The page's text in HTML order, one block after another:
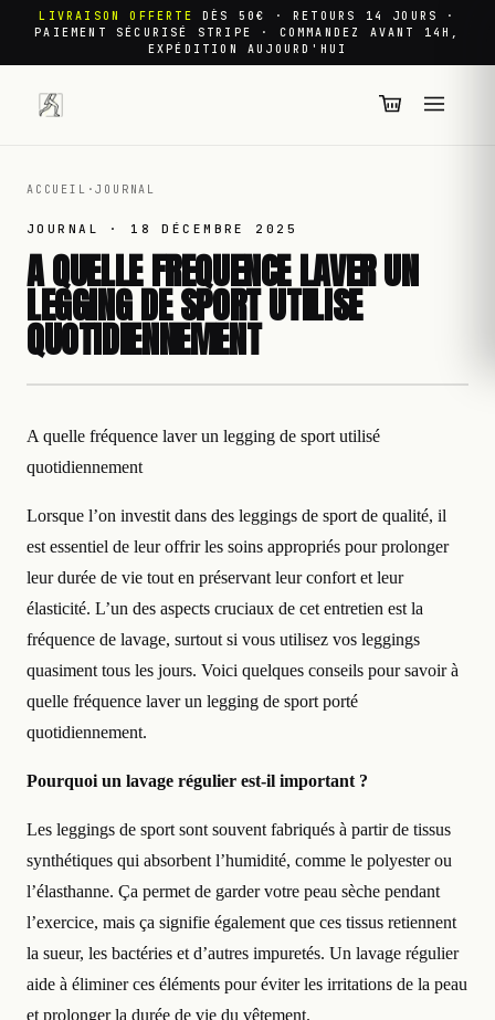
LIVRAISON OFFERTE
DÈS 50€ · RETOURS 14 JOURS ·
PAIEMENT SÉCURISÉ STRIPE · COMMANDEZ AVANT 14H,
EXPÉDITION AUJOURD'HUI
ACCUEIL ·JOURNAL
JOURNAL · 18 DÉCEMBRE 2025
A QUELLE FREQUENCE LAVER UN
LEGGING DE SPORT UTILISE
QUOTIDIENNEMENT
A quelle fréquence laver un legging de sport utilisé
quotidiennement
Lorsque l’on investit dans des leggings de sport de qualité, il
est essentiel de leur offrir les soins appropriés pour prolonger
leur durée de vie tout en préservant leur confort et leur
élasticité. L’un des aspects cruciaux de cet entretien est la
fréquence de lavage, surtout si vous utilisez vos leggings
quasiment tous les jours. Voici quelques conseils pour savoir à
quelle fréquence laver un legging de sport porté
quotidiennement.
Pourquoi un lavage régulier est-il important ?
Les leggings de sport sont souvent fabriqués à partir de tissus
synthétiques qui absorbent l’humidité, comme le polyester ou
l’élasthanne. Ça permet de garder votre peau sèche pendant
l’exercice, mais ça signifie également que ces tissus retiennent
la sueur, les bactéries et d’autres impuretés. Un lavage régulier
aide à éliminer ces éléments pour éviter les irritations de la peau
et prolonger la durée de vie du vêtement.